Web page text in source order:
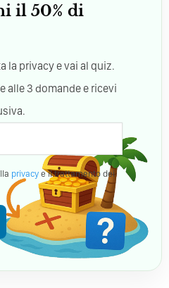
il 50% di
la privacy e vai al quiz.
alle 3 domande e ricevi
privacy e il trattamento dei